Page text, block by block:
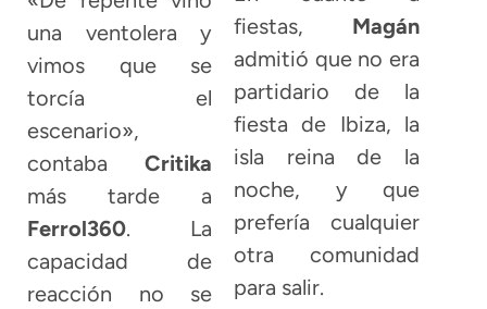
una ventolera y
vimos que se
torcía el
escenario»,
contabaCritika
más tarde a
Ferrol360. La
capacidad de
reacción no se
fiestas, Magán
admitió que no era
partidario de la
fiesta de Ibiza, la
isla reina de la
noche, y que
prefería cualquier
otra comunidad
para salir.